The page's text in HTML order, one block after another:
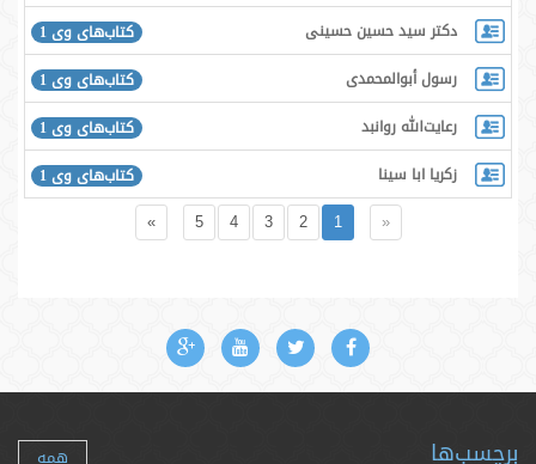
دکتر سید حسین حسینی
کتاب‌های وی 1
رسول أبوالمحمدی
کتاب‌های وی 1
رعایت‌الله روانبد
کتاب‌های وی 1
زکریا ابا سینا
کتاب‌های وی 1
«
1
2
3
4
5
»
برچسب‌ها همه